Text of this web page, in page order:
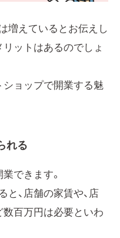
増えているとお伝えし
リットはあるのでしょ
ショップで開業する魅
れる
できます。
、店舗の家賃や、店
数百万円は必要といわ